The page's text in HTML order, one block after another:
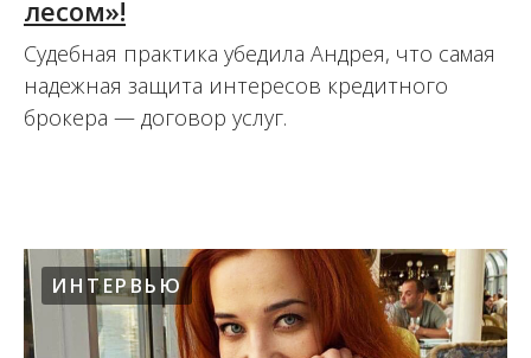
лесом»!
Судебная практика убедила Андрея, что самая
надежная защита интересов кредитного
брокера — договор услуг.
ИНТЕРВЬЮ